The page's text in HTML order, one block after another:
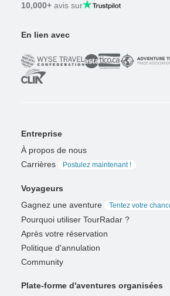
10,000+ avis sur
En lien avec
Entreprise
À propos de nous
Carrières
Postulez maintenant !
Voyageurs
Gagnez une aventure
Tentez votre
Pourquoi utiliser TourRadar ?
Après votre réservation
Politique d'annulation
Community
Plate-forme d'aventures organisées